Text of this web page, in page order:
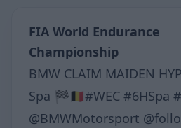
FIA World Endurance
Championship
BMW CLAIM MAIDEN
Spa 🏁🇧🇪#WEC #6HSpa
@BMWMotorsport